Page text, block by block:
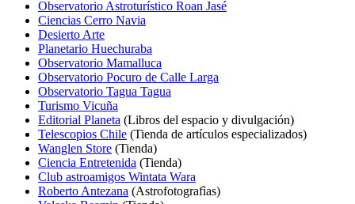
Observatorio Astroturístico Roan Jasé
Ciencias Cerro Navia
Desierto Arte
Planetario Huechuraba
Observatorio Mamalluca
Observatorio Pocuro de Calle Larga
Observatorio Tagua Tagua
Turismo Vicuña
Editorial Planeta (Libros del espacio y divulgación)
Telescopios Chile (Tienda de artículos especializados)
Wanglen Store (Tienda)
Ciencia Entretenida (Tienda)
Club astroamigos Wintata Wara
Roberto Antezana (Astrofotografìas)